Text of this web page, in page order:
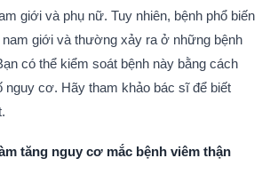
giới và phụ nữ. Tuy nhiên, bệnh phổ biến
giới và thường xảy ra ở những bệnh
có thể kiểm soát bệnh này bằng cách
nguy cơ. Hãy tham khảo bác sĩ để biết
tăng nguy cơ mắc bệnh viêm thận